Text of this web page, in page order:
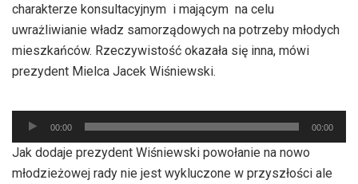
charakterze konsultacyjnym i mającym na celu
uwrażliwianie władz samorządowych na potrzeby młodych
mieszkańców. Rzeczywistość okazała się inna, mówi
prezydent Mielca Jacek Wiśniewski.
Odtwarzacz
plików
dźwiękowych
00:00 00:00
Jak dodaje prezydent Wiśniewski powołanie na nowo
młodzieżowej rady nie jest wykluczone w przyszłości ale